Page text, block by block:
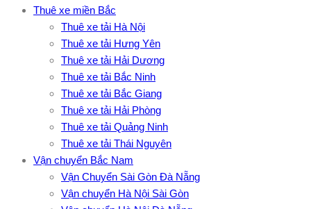
Thuê xe miền Bắc
Thuê xe tải Hà Nội
Thuê xe tải Hưng Yên
Thuê xe tải Hải Dương
Thuê xe tải Bắc Ninh
Thuê xe tải Bắc Giang
Thuê xe tải Hải Phòng
Thuê xe tải Quảng Ninh
Thuê xe tải Thái Nguyên
Vận chuyển Bắc Nam
Vận Chuyển Sài Gòn Đà Nẵng
Vận chuyển Hà Nội Sài Gòn